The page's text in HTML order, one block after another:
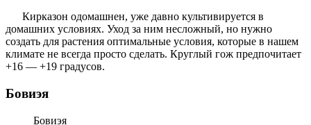
Кирказон одомашнен, уже давно культивируется в
домашних условиях. Уход за ним несложный, но нужно
создать для растения оптимальные условия, которые в нашем
климате не всегда просто сделать. Круглый гож предпочитает
+16 — +19 градусов.
Бовиэя
Бовиэя